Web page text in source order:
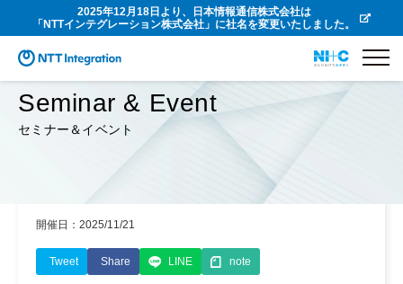
2025年12月18日より、日本情報通信株式会社は
「NTTインテグレーション株式会社」に社名を変更いたしました。
Seminar & Event
セミナー＆イベント
開催日：2025/11/21
Tweet Share LINE note